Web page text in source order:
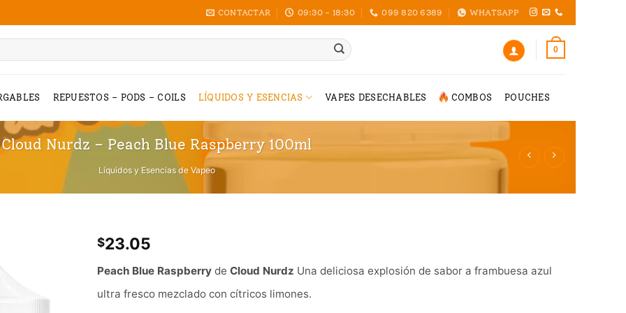
CONTACTAR 09:30 - 18:30 099 820 6389 WHATSAPP
0
REPUESTOS – PODS – COILS LÍQUIDOS Y ESENCIAS VAPES DESECHABLES COMBOS POUCHES
Cloud Nurdz – Peach Blue Raspberry 100ml
Líquidos y Esencias de Vapeo
$23.05
Peach Blue Raspberry de Cloud Nurdz Una deliciosa explosión de sabor a frambuesa azul
ultra fresco mezclado con cítricos limones.